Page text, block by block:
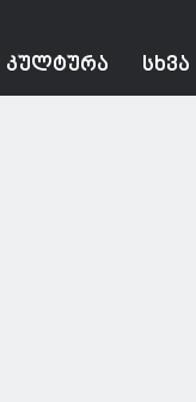
ᲙᲣᲚᲢᲣᲠᲐ ᲡᲮᲕᲐ